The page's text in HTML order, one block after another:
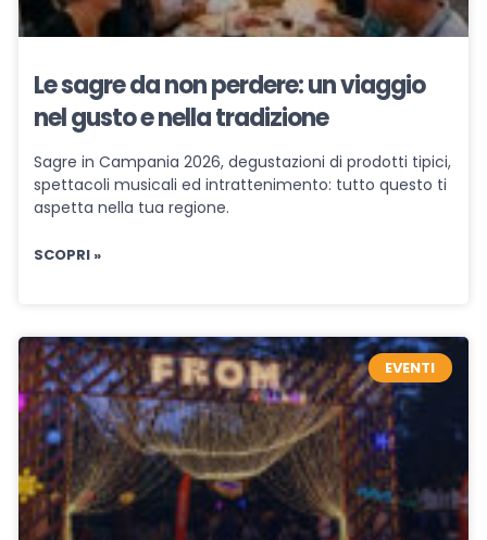
Le sagre da non perdere: un viaggio
nel gusto e nella tradizione
Sagre in Campania 2026, degustazioni di prodotti tipici,
spettacoli musicali ed intrattenimento: tutto questo ti
aspetta nella tua regione.
SCOPRI »
EVENTI